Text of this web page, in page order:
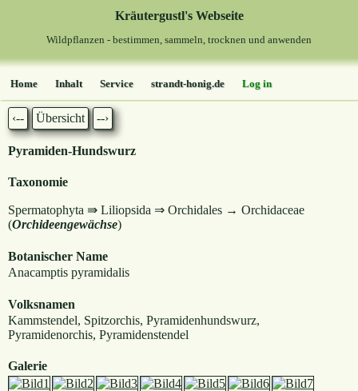
Kräutergustl's Webseite
Wildpflanzen - bestimmen, sammeln, trocknen und anwenden
Home Inhalt Service strandt-honig.de Log in
‹-- Übersicht --›
Pyramiden-Hundswurz
Taxonomie
Spermatophyta ⇛ Liliopsida ⇒ Orchidales → Orchidaceae
(Orchideengewächse)
Botanischer Name
Anacamptis pyramidalis
Volksnamen
Kammstendel, Spitzorchis, Pyramidenhundswurz,
Pyramidenorchis, Pyramidenstendel
Galerie